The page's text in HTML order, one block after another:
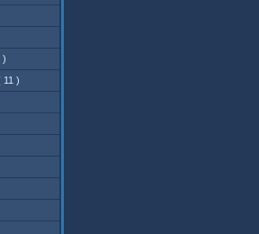
)
11 )